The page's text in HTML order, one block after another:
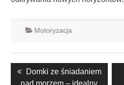
Motoryzacja
wpisuPrevious
post:
Domki ze śniadaniem